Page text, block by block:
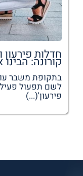
חדלות
קורונה:
בתקופת משבר
לשם תפעול
פירעון'(...)